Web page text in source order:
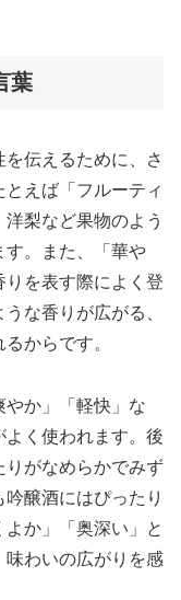
葉
伝えるために、さ
えば「フルーティ
梨など果物のよう
す。また、「華や
を表す際によく登
な香りが広がる、
からです。
やか」「軽快」な
よく使われます。後
りがなめらかでみず
醸酒にはぴったり
か」「奥深い」と
味わいの広がりを感